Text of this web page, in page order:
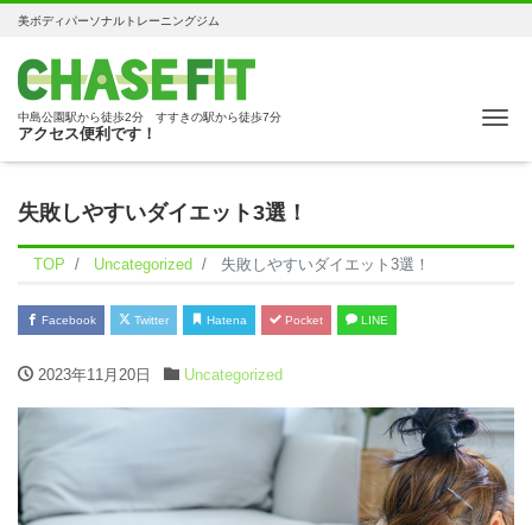
美ボディパーソナルトレーニングジム
中島公園駅から徒歩2分 すすきの駅から徒歩7分
アクセス便利です！
失敗しやすいダイエット3選！
TOP Uncategorized 失敗しやすいダイエット3選！
Facebook Twitter Hatena Pocket LINE
2023年11月20日 Uncategorized